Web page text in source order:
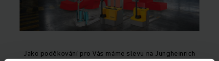
Jako poděkování pro Vás máme slevu na Jungheinrich